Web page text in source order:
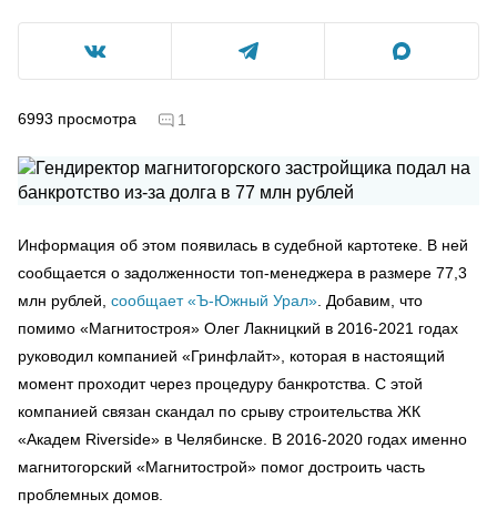
6993 просмотра 1
Информация об этом появилась в судебной картотеке. В ней
сообщается о задолженности топ-менеджера в размере 77,3
млн рублей, сообщает «Ъ-Южный Урал» . Добавим, что
помимо «Магнитостроя» Олег Лакницкий в 2016-2021 годах
руководил компанией «Гринфлайт», которая в настоящий
момент проходит через процедуру банкротства. С этой
компанией связан скандал по срыву строительства ЖК
«Академ Riverside» в Челябинске. В 2016-2020 годах именно
магнитогорский «Магнитострой» помог достроить часть
проблемных домов.